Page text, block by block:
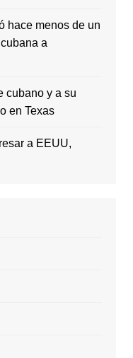
hace menos de un
a
cubano y a su
en Texas
a EEUU,